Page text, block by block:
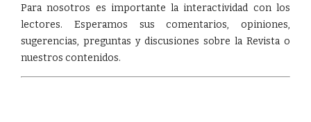
Para nosotros es importante la interactividad con los
lectores. Esperamos sus comentarios, opiniones,
sugerencias, preguntas y discusiones sobre la Revista o
nuestros contenidos.